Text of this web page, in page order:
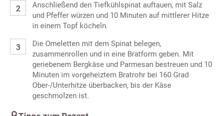
Anschließend den Tiefkühlspinat auftauen, mit Salz
und Pfeffer würzen und 10 Minuten auf mittlerer Hitze
in einem Topf köcheln.
Die Omeletten mit dem Spinat belegen,
zusammenrollen und in eine Bratform geben. Mit
geriebenem Bergkäse und Parmesan bestreuen und 10
Minuten im vorgeheiztem Bratrohr bei 160 Grad
Ober-/Unterhitze überbacken, bis der Käse
geschmolzen ist.